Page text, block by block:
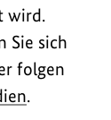
wird.
Sie sich
folgen
.